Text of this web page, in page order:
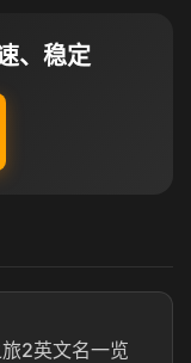
、稳定
2英文名一览